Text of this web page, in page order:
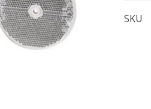
SKU